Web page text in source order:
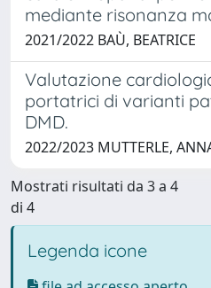
mediante risonanza
2021/2022 BAÙ, BEATRICE
Valutazione
portatrici di varianti
DMD.
2022/2023 MUTTERLE,
Mostrati risultati da 3 a 4
di 4
Legenda icone